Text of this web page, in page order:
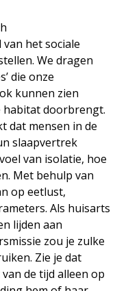
het sociale
We dragen
die onze
kunnen zien
habitat doorbrengt.
dat mensen in de
slaapvertrek
van isolatie, hoe
Met behulp van
op eetlust,
Als huisarts
lijden aan
zou je zulke
Zie je dat
de tijd alleen op